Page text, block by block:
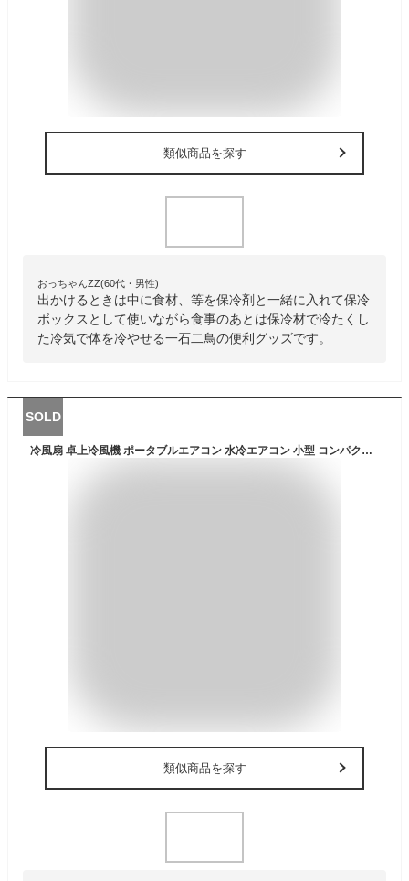
類似商品を探す
おっちゃんZZ(60代・男性)
出かけるときは中に食材、等を保冷剤と一緒に入れて保冷
ボックスとして使いながら食事のあとは保冷材で冷たくし
た冷気で体を冷やせる一石二鳥の便利グッズです。
SOLD
冷風扇 卓上冷風機 ポータブルエアコン 水冷エアコン 小型 コンパクト スポットクーラー 冷却加湿 サーキュレーター 3階段風速切替 USB充電式 2400mAh 150ML容量 低ノイズ 氷いれ 涼しい 熱中症 暑さ対策 オフィス/台所/寝室/居間用 保証あり
類似商品を探す